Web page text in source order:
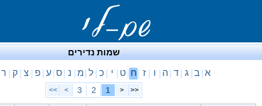
שמות נדירים
א ב ג ד ה ו ז ח ט י כ ל מ נ ס ע פ צ ק ר
<<
<
1
2
3
>
>>